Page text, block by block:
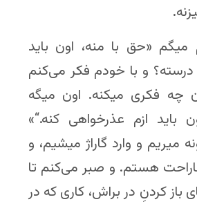
«حق با منه، اون باید
درسته؟ و با خودم فکر می‌کنم
چه فکری میکنه. اون میگه
باید ازم عذرخواهی کنه.“»
میریم و وارد گاراژ میشیم، و
هستم. و صبر می‌کنم تا
باز کردنِ در براش، کاری که در